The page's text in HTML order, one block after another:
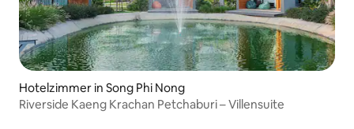
Hotelzimmer in Song Phi Nong
Riverside Kaeng Krachan Petchaburi – Villensuite